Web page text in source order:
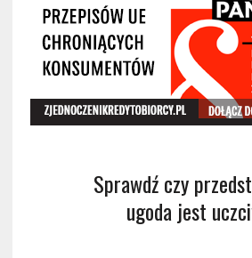
Sprawdź czy
ugoda jest